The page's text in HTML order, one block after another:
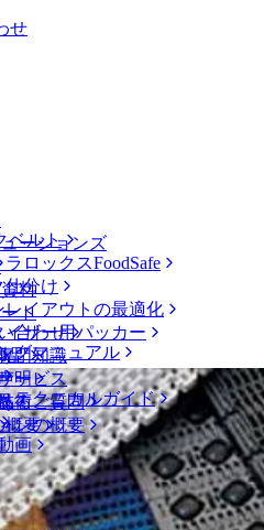
せ
ベルト
品
ーションズ
ロックスFoodSafe
仕分け
レイアウトの最適化
イザー用パッカー
門知識
ービス
術
ンの概要
料
グマニュアル
テクニカルガイド
画
ト
合わせ
明
るご質問
概要
グローバル税務方